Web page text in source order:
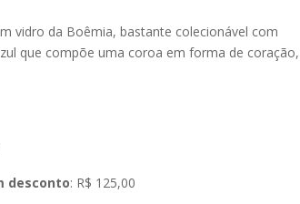
vidro da Boêmia, bastante colecionável com
que compõe uma coroa em forma de coração,
desconto: R$ 125,00